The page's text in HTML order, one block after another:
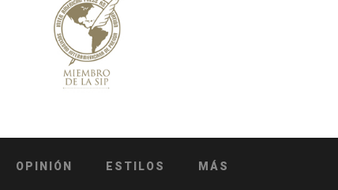
OPINIÓN ESTILOS MÁS